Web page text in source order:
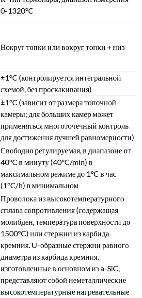
0-1320°C
Вокруг топки или вокруг топки + низ
±1°C (контролируется интегральной
схемой, без проскакивания)
±1°C (зависит от размера топочной
камеры; для больших камер может
применяться многоточечный контроль
для достижения лучшей равномерности)
Свободно регулируемая, в диапазоне от
40°C в минуту (40°C/min) в
максимальном режиме до 1°C в час
(1°C/h) в минимальном
Проволока из высокотемпературного
сплава сопротивления (содержащая
молибден, температура поверхности до
1500°C) или стержни из карбида
кремния. U-образные стержни равного
диаметра из карбида кремния,
изготовленные в основном из a-SiC,
представляют собой неметаллические
высокотемпературные нагревательные